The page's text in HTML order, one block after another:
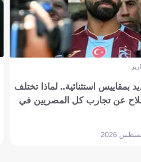
بمقاييس استثنائية.. لماذا تختلف
عن تجارب كل المصريين في